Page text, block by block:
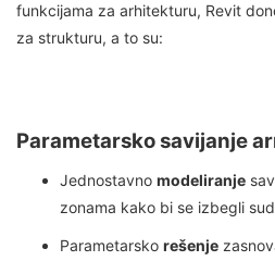
funkcijama za arhitekturu, Revit
za strukturu, a to su:
Parametarsko savijanje
Jednostavno modeliranje
zonama kako bi se izbegli
Parametarsko rešenje